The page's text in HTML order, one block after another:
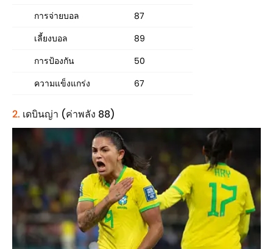
การจ่ายบอล
87
เลี้ยงบอล
89
การป้องกัน
50
ความแข็งแกร่ง
67
2. เดบินญ่า (ค่าพลัง 88)